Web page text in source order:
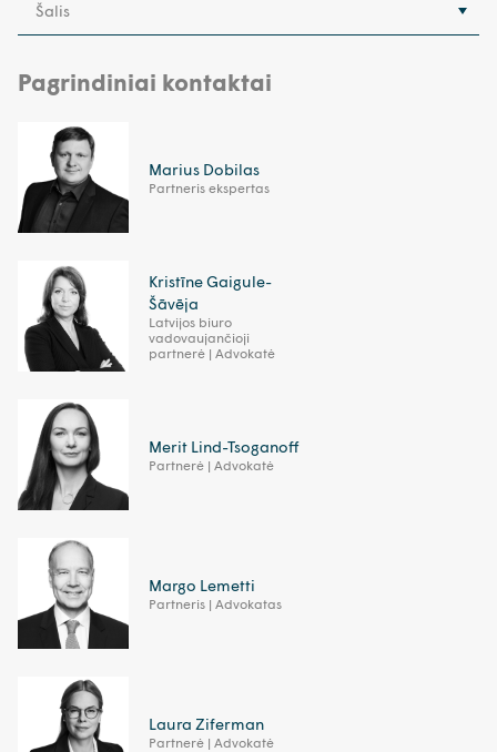
Šalis
Pagrindiniai kontaktai
Marius Dobilas
Partneris ekspertas
Kristīne Gaigule-
Šāvēja
Latvijos biuro
vadovaujančioji
partnerė | Advokatė
Merit Lind-Tsoganoff
Partnerė | Advokatė
Margo Lemetti
Partneris | Advokatas
Laura Ziferman
Partnerė | Advokatė